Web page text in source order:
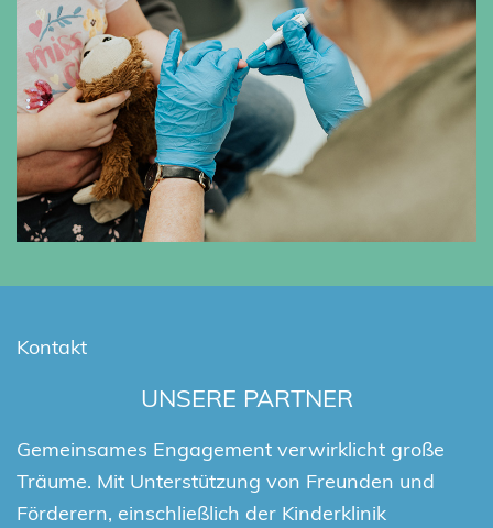
Kontakt
UNSERE PARTNER
Gemeinsames Engagement verwirklicht große
Träume. Mit Unterstützung von Freunden und
Förderern, einschließlich der Kinderklinik